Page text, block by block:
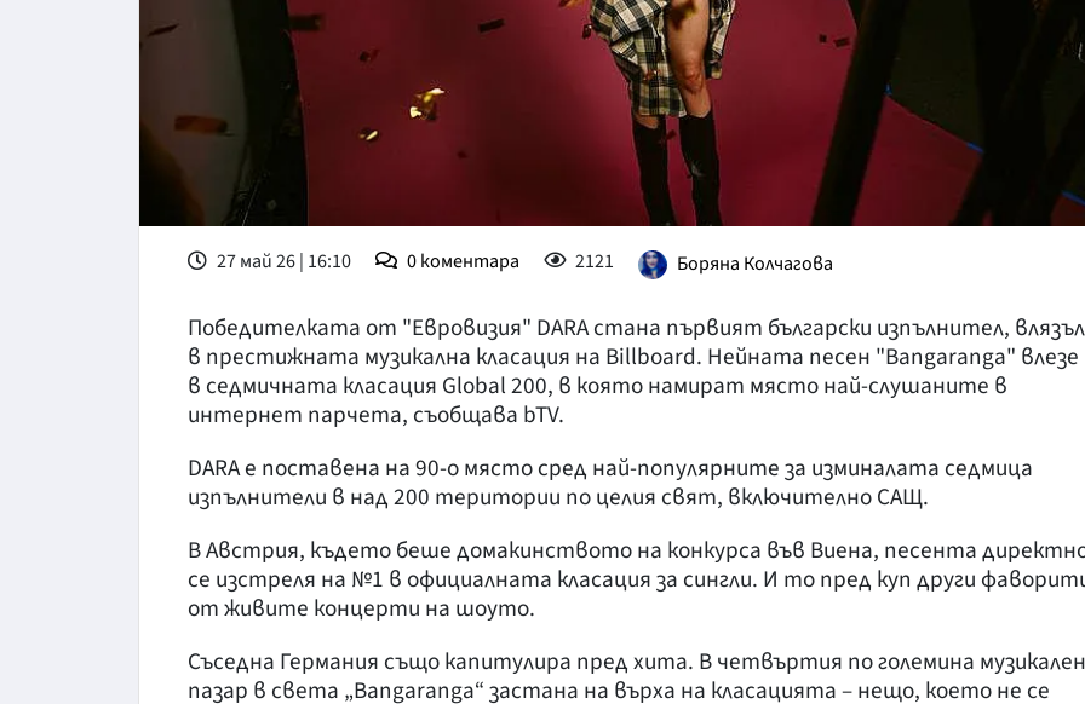
27 май 26 | 16:10 0коментара 2121 Боряна Колчагова
Победителката от "Евровизия" DARA стана първият български изпълнител, влязъл
в престижната музикална класация на Billboard. Нейната песен "Bangaranga" влезе
в седмичната класация Global 200, в която намират място най-слушаните в
интернет парчета, съобщава bTV.
DARA е поставена на 90-о място сред най-популярните за изминалата седмица
изпълнители в над 200 територии по целия свят, включително САЩ.
В Австрия, където беше домакинството на конкурса във Виена, песента
се изстреля на №1 в официалната класация за сингли. И то пред куп други
от живите концерти на шоуто.
Съседна Германия също капитулира пред хита. В четвъртия по големина музикален
пазар в света „Bangaranga“ застана на върха на класацията – нещо, което не се